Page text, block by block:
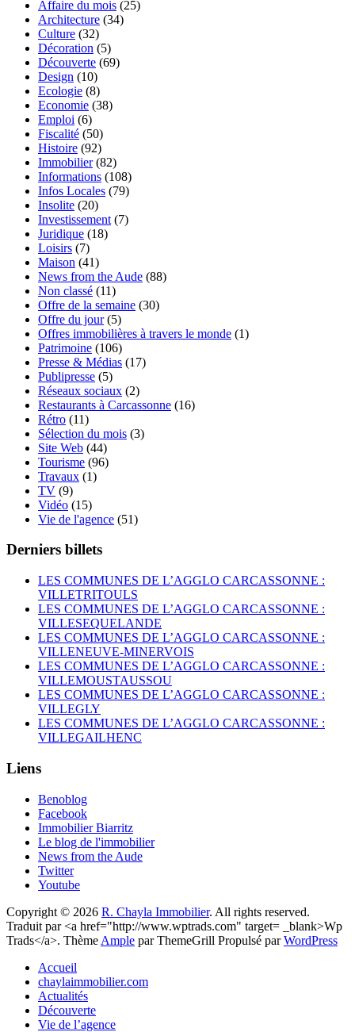
Affaire du mois (25)
Architecture (34)
Culture (32)
Décoration (5)
Découverte (69)
Design (10)
Ecologie (8)
Economie (38)
Emploi (6)
Fiscalité (50)
Histoire (92)
Immobilier(82)
Informations (108)
Infos Locales (79)
Insolite (20)
Investissement (7)
Juridique (18)
Loisirs (7)
Maison (41)
News from the Aude (88)
Non classé (11)
Offre de la semaine (30)
Offre du jour(5)
Offres immobilières à travers le monde (1)
Patrimoine (106)
Presse & Médias (17)
Publipresse (5)
Réseaux sociaux (2)
Restaurants à Carcassonne (16)
Rétro (11)
Sélection du mois (3)
Site Web (44)
Tourisme (96)
Travaux (1)
TV (9)
Vidéo (15)
Vie de l'agence (51)
Derniers billets
LES COMMUNES DE L’AGGLO CARCASSONNE :
VILLETRITOULS
LES COMMUNES DE L’AGGLO CARCASSONNE :
VILLESEQUELANDE
LES COMMUNES DE L’AGGLO CARCASSONNE :
VILLENEUVE-MINERVOIS
LES COMMUNES DE L’AGGLO CARCASSONNE :
VILLEMOUSTAUSSOU
LES COMMUNES DE L’AGGLO CARCASSONNE :
VILLEGLY
LES COMMUNES DE L’AGGLO CARCASSONNE :
VILLEGAILHENC
Liens
Benoblog
Facebook
Immobilier Biarritz
Le blog de l'immobilier
News from the Aude
Twitter
Youtube
Copyright © 2026 R. Chayla Immobilier. All rights reserved.
Traduit par <a href="http://www.wptrads.com" target= _blank>Wp
Trads</a>. Thème Ample par ThemeGrill Propulsé parWordPress
Accueil
chaylaimmobilier.com
Actualités
Découverte
Vie de l’agence